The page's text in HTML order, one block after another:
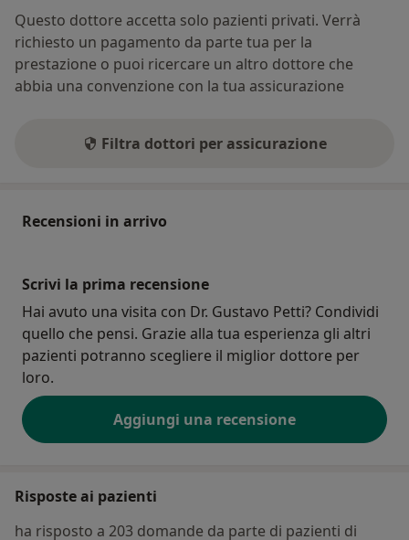
Questo dottore accetta solo pazienti privati. Verrà
richiesto un pagamento da parte tua per la
prestazione o puoi ricercare un altro dottore che
abbia una convenzione con la tua assicurazione
Filtra dottori per assicurazione
Recensioni in arrivo
Scrivi la prima recensione
Hai avuto una visita con Dr. Gustavo Petti? Condividi
quello che pensi. Grazie alla tua esperienza gli altri
pazienti potranno scegliere il miglior dottore per
loro.
Aggiungi una recensione
Risposte ai pazienti
ha risposto a 203 domande da parte di pazienti di